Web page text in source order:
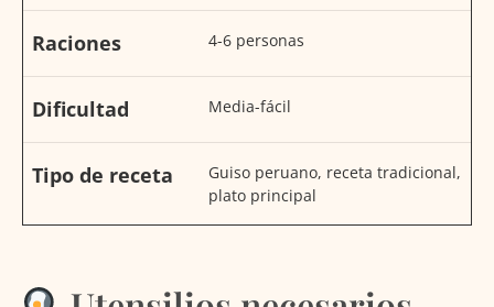
Raciones 4-6 personas
Dificultad Media-fácil
Tipo de receta
Guiso peruano, receta tradicional,
plato principal